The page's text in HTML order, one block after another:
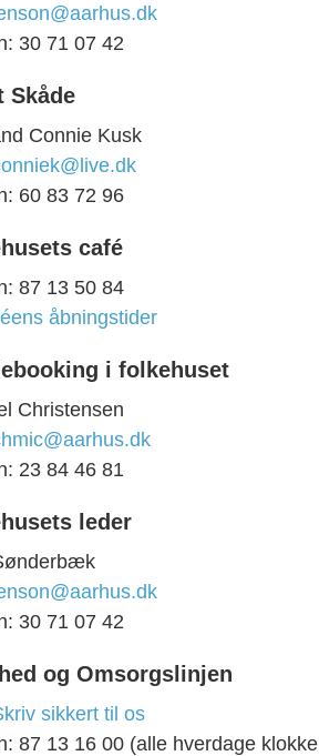
30 71 07 42
Skåde
Connie Kusk
60 83 72 96
café
87 13 50 84
åbningstider
i folkehuset
Christensen
23 84 46 81
leder
30 71 07 42
og Omsorgslinjen
sikkert til os
87 13 16 00 (alle hverdage